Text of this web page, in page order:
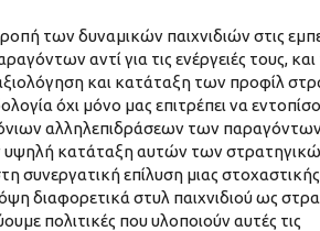
των δυναμικών παιχνιδιών στις
αντί για τις ενέργειές τους, και
και κατάταξη των προφίλ
όχι μόνο μας επιτρέπει να
αλληλεπιδράσεων των
υψηλή κατάταξη αυτών των
συνεργατική επίλυση μιας
διαφορετικά στυλ παιχνιδιού ως
πολιτικές που υλοποιούν αυτές τις